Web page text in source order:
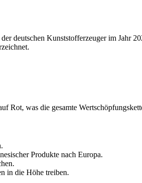
deutschen Kunststofferzeuger im Jahr
Rot, was die gesamte
Produkte nach Europa.
in die Höhe treiben.